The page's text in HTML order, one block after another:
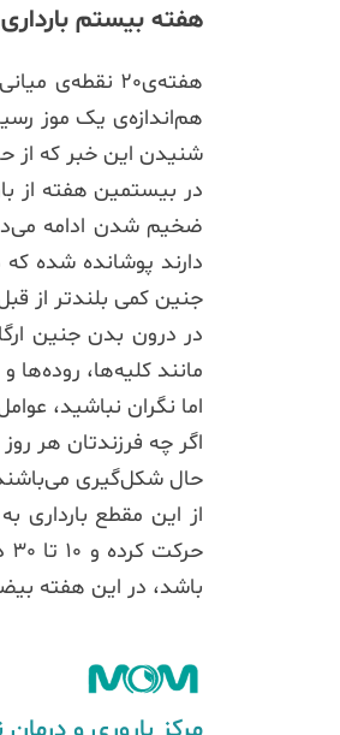
هفته بیستم بارداری
هفته‌ی20
شنیدن این خبر که از
در بیستمین هفته از
ضخیم شدن ادامه
دارند پوشانده شده
جنین کمی بلندتر از
در درون بدن جنین
مانند کلیه‌ها،
اما نگران نباشید،
اگر چه فرزندتان هر
حال شکل‌گیری
از این مقطع
باشد، در این هفته